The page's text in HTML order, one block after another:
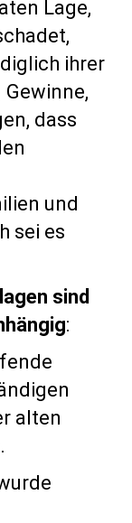
Lage,
ihrer
Gewinne,
dass
und
sei es
sind
:
alten